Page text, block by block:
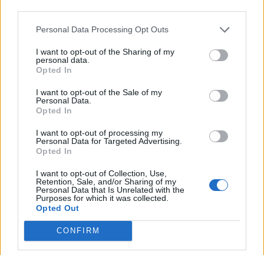
Personal Data Processing Opt Outs
I want to opt-out of the Sharing of my
personal data.
Opted In
I want to opt-out of the Sale of my
Personal Data.
Opted In
I want to opt-out of processing my
Personal Data for Targeted Advertising.
Opted In
I want to opt-out of Collection, Use,
Retention, Sale, and/or Sharing of my
Personal Data that Is Unrelated with the
Purposes for which it was collected.
Opted Out
CONFIRM
για να ναυπηγήσει τις νέες γερμανικές
φρεγάτες – «Βγαίνει off» η ολλανδική
Damen
Η Rheinmetall είναι έτοιμη να αναλάβει το έργο
ναυπήγησης των έξι φρεγατών F126 - αντί της
Damen - αλλά ζητάει...
6 ΜΑΙ. 2026, 17:59